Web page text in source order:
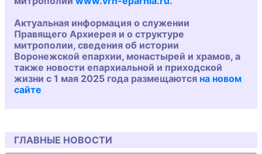
Актуальная информация о служении
Правящего Архиерея и о структуре
митрополии, сведения об истории
Воронежской епархии, монастырей и храмов, а
также новости епархиальной и приходской
жизни с 1 мая 2025 года размещаются на новом
сайте
ГЛАВНЫЕ НОВОСТИ